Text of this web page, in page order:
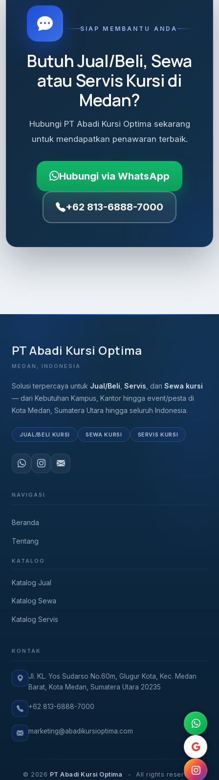
SIAP MEMBANTU ANDA
Butuh Jual/Beli, Sewa
atau Servis Kursi di
Medan?
Hubungi PT Abadi Kursi Optima sekarang
untuk mendapatkan penawaran terbaik.
Hubungi via WhatsApp
+62 813-6888-7000
PT Abadi Kursi Optima
MEDAN, INDONESIA
Solusi terpercaya untuk Jual/Beli Servis , dan Sewa kursi
— dari Kebutuhan Kampus, Kantor hingga event/pesta di
Kota Medan, Sumatera Utara hingga seluruh Indonesia.
JUAL/BELI KURSI SEWA KURSI SERVIS KURSI
NAVIGASI
Beranda
Tentang
KATALOG
Katalog Jual
Katalog Sewa
Katalog Servis
KONTAK
Jl. KL. Yos Sudarso No.60m, Glugur Kota, Kec. Medan
Barat, Kota Medan, Sumatera Utara 20235
+62 813-6888-7000
marketing@abadikursioptima.com
© 2026 PT Abadi Kursi Optima All rights reserved